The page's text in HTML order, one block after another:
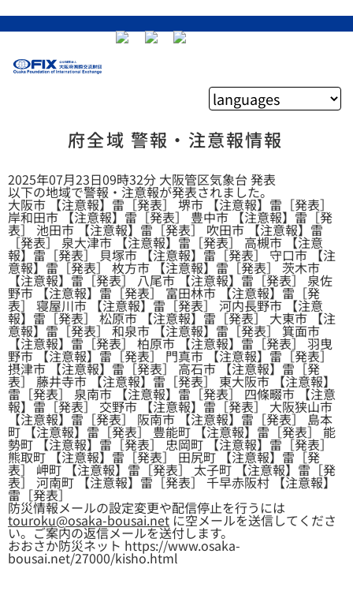
府全域 警報・注意報情報
2025年07月23日09時32分 大阪管区気象台 発表
以下の地域で警報・注意報が発表されました。
大阪市 【注意報】雷［発表］ 堺市 【注意報】雷［発表］
岸和田市 【注意報】雷［発表］ 豊中市 【注意報】雷［発
表］ 池田市 【注意報】雷［発表］ 吹田市 【注意報】雷
［発表］ 泉大津市 【注意報】雷［発表］ 高槻市 【注意
報】雷［発表］ 貝塚市 【注意報】雷［発表］ 守口市 【注
意報】雷［発表］ 枚方市 【注意報】雷［発表］ 茨木市
【注意報】雷［発表］ 八尾市 【注意報】雷［発表］ 泉佐
野市 【注意報】雷［発表］ 富田林市 【注意報】雷［発
表］ 寝屋川市 【注意報】雷［発表］ 河内長野市 【注意
報】雷［発表］ 松原市 【注意報】雷［発表］ 大東市 【注
意報】雷［発表］ 和泉市 【注意報】雷［発表］ 箕面市
【注意報】雷［発表］ 柏原市 【注意報】雷［発表］ 羽曳
野市 【注意報】雷［発表］ 門真市 【注意報】雷［発表］
摂津市 【注意報】雷［発表］ 高石市 【注意報】雷［発
表］ 藤井寺市 【注意報】雷［発表］ 東大阪市 【注意報】
雷［発表］ 泉南市 【注意報】雷［発表］ 四條畷市 【注意
報】雷［発表］ 交野市 【注意報】雷［発表］ 大阪狭山市
【注意報】雷［発表］ 阪南市 【注意報】雷［発表］ 島本
町 【注意報】雷［発表］ 豊能町 【注意報】雷［発表］ 能
勢町 【注意報】雷［発表］ 忠岡町 【注意報】雷［発表］
熊取町 【注意報】雷［発表］ 田尻町 【注意報】雷［発
表］ 岬町 【注意報】雷［発表］ 太子町 【注意報】雷［発
表］ 河南町 【注意報】雷［発表］ 千早赤阪村 【注意報】
雷［発表］
防災情報メールの設定変更や配信停止を行うには
touroku@osaka-bousai.netに空メールを送信してくださ
い。ご案内の返信メールを送付します。
おおさか防災ネット https://www.osaka-
bousai.net/27000/kisho.html